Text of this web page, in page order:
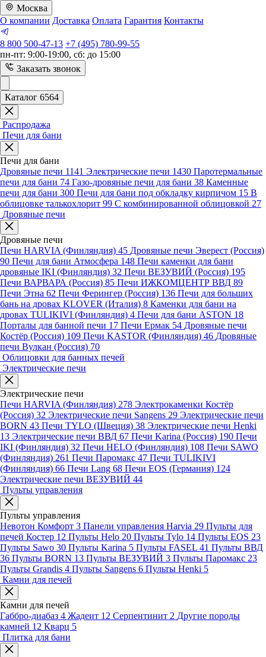
Москва
О компании Доставка Оплата Гарантия Контакты
8 800 500-47-13 +7 (495) 780-99-55
пн-пт: 9:00-19:00, сб: до 15:00
Заказать звонок
Каталог 6564
Распродажа
Печи для бани
Печи для бани
Дровяные печи 1141 Электрические печи 1430 Паротермальные
печи для бани 74 Газо-дровяные печи для бани 38 Каменные
печи для бани 300 Печи для бани под обкладку кирпичом 15 В
облицовке талькохлорит 99 С комбинированной облицовкой 27
Дровяные печи
Дровяные печи
Печи HARVIA (Финляндия) 45 Дровяные печи Эверест (Россия)
90 Печи для бани Атмосфера 148 Печи каменки для бани
дровяные IKI (Финляндия) 32 Печи ВЕЗУВИЙ (Россия) 195
Печи ВАРВАРА (Россия) 85 Печи ИЖКОМЦЕНТР ВВД 89
Печи Этна 62 Печи Ферингер (Россия) 136 Печи для больших
бань на дровах KLOVER (Италия) 8 Каменки для бани на
дровах TULIKIVI (Финляндия) 4 Печи для бани ASTON 18
Порталы для банной печи 17 Печи Ермак 54 Дровяные печи
Костёр (Россия) 109 Печи KASTOR (Финляндия) 46 Дровяные
печи Вулкан (Россия) 70
Облицовки для банных печей
Электрические печи
Электрические печи
Печи HARVIA (Финляндия) 278 Электрокаменки Костёр
(Россия) 32 Электрические печи Sangens 29 Электрические печи
BORN 43 Печи TYLO (Швеция) 38 Электрические печи Henki
13 Электрические печи ВВД 67 Печи Karina (Россия) 190 Печи
IKI (Финляндия) 32 Печи HELO (Финляндия) 108 Печи SAWO
(Финляндия) 261 Печи Паромакс 47 Печи TULIKIVI
(Финляндия) 66 Печи Lang 68 Печи EOS (Германия) 124
Электрические печи ВЕЗУВИЙ 44
Пульты управления
Пульты управления
Невотон Комфорт 3 Панели управления Harvia 29 Пульты для
печей Костер 12 Пульты Helo 20 Пульты Tylo 14 Пульты EOS 23
Пульты Sawo 30 Пульты Karina 5 Пульты FASEL 41 Пульты ВВД
36 Пульты BORN 13 Пульты ВЕЗУВИЙ 3 Пульты Паромакс 23
Пульты Grandis 4 Пульты Sangens 6 Пульты Henki 5
Камни для печей
Камни для печей
Габбро-диабаз 4 Жадеит 12 Серпентинит 2 Другие породы
камней 12 Кварц 5
Плитка для бани